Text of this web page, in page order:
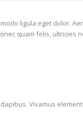
ligula eget dolor.
quam felis, ultricies
Vivamus